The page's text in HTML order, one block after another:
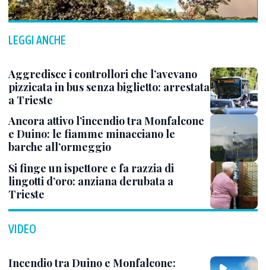
LEGGI ANCHE
Aggredisce i controllori che l’avevano
pizzicata in bus senza biglietto: arrestata
a Trieste
Ancora attivo l’incendio tra Monfalcone
e Duino: le fiamme minacciano le
barche all’ormeggio
Si finge un ispettore e fa razzia di
lingotti d’oro: anziana derubata a
Trieste
VIDEO
Incendio tra Duino e Monfalcone: